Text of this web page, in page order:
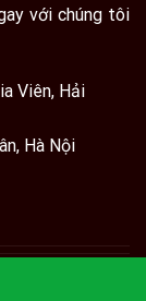
với chúng tôi
Viên, Hải
Hà Nội